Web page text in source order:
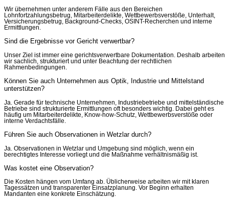
Wir übernehmen unter anderem Fälle aus den Bereichen
Lohnfortzahlungsbetrug, Mitarbeiterdelikte, Wettbewerbsverstöße, Unterhalt,
Versicherungsbetrug, Background-Checks, OSINT-Recherchen und interne
Ermittlungen.
Sind die Ergebnisse vor Gericht verwertbar?
Unser Ziel ist immer eine gerichtsverwertbare Dokumentation. Deshalb arbeiten
wir sachlich, strukturiert und unter Beachtung der rechtlichen
Rahmenbedingungen.
Können Sie auch Unternehmen aus Optik, Industrie und Mittelstand
unterstützen?
Ja. Gerade für technische Unternehmen, Industriebetriebe und mittelständische
Betriebe sind strukturierte Ermittlungen oft besonders wichtig. Dabei geht es
häufig um Mitarbeiterdelikte, Know-how-Schutz, Wettbewerbsverstöße oder
interne Verdachtsfälle.
Führen Sie auch Observationen in Wetzlar durch?
Ja. Observationen in Wetzlar und Umgebung sind möglich, wenn ein
berechtigtes Interesse vorliegt und die Maßnahme verhältnismäßig ist.
Was kostet eine Observation?
Die Kosten hängen vom Umfang ab. Üblicherweise arbeiten wir mit klaren
Tagessätzen und transparenter Einsatzplanung. Vor Beginn erhalten
Mandanten eine konkrete Einschätzung.